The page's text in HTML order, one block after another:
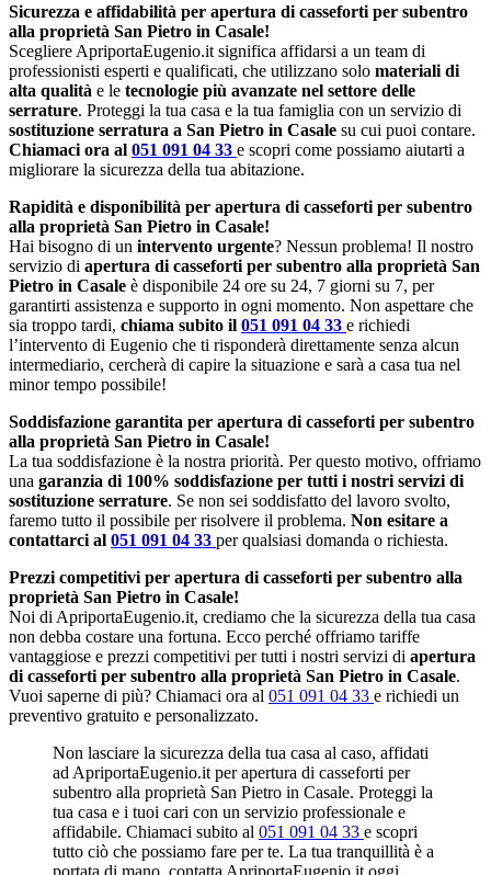
Sicurezza e affidabilità per apertura di casseforti per subentro
alla proprietà San Pietro in Casale!
Scegliere ApriportaEugenio.it significa affidarsi a un team di
professionisti esperti e qualificati, che utilizzano solo materiali di
alta qualità e le tecnologie più avanzate nel settore delle
serrature. Proteggi la tua casa e la tua famiglia con un servizio di
sostituzione serratura a San Pietro in Casale su cui puoi contare.
Chiamaci ora al 051 091 04 33 e scopri come possiamo aiutarti a
migliorare la sicurezza della tua abitazione.
Rapidità e disponibilità per apertura di casseforti per subentro
alla proprietà San Pietro in Casale!
Hai bisogno di un intervento urgente? Nessun problema! Il nostro
servizio di apertura di casseforti per subentro alla proprietà San
Pietro in Casale è disponibile 24 ore su 24, 7 giorni su 7, per
garantirti assistenza e supporto in ogni momento. Non aspettare che
sia troppo tardi, chiama subito il 051 091 04 33 e richiedi
l’intervento di Eugenio che ti risponderà direttamente senza alcun
intermediario, cercherà di capire la situazione e sarà a casa tua nel
minor tempo possibile!
Soddisfazione garantita per apertura di casseforti per subentro
alla proprietà San Pietro in Casale!
La tua soddisfazione è la nostra priorità. Per questo motivo, offriamo
una garanzia di 100% soddisfazione per tutti i nostri servizi di
sostituzione serrature. Se non sei soddisfatto del lavoro svolto,
faremo tutto il possibile per risolvere il problema. Non esitare a
contattarci al 051 091 04 33 per qualsiasi domanda o richiesta.
Prezzi competitivi per apertura di casseforti per subentro alla
proprietà San Pietro in Casale!
Noi di ApriportaEugenio.it, crediamo che la sicurezza della tua casa
non debba costare una fortuna. Ecco perché offriamo tariffe
vantaggiose e prezzi competitivi per tutti i nostri servizi di apertura
di casseforti per subentro alla proprietà San Pietro in Casale.
Vuoi saperne di più? Chiamaci ora al 051 091 04 33 e richiedi un
preventivo gratuito e personalizzato.
Non lasciare la sicurezza della tua casa al caso, affidati
ad ApriportaEugenio.it per apertura di casseforti per
subentro alla proprietà San Pietro in Casale. Proteggi la
tua casa e i tuoi cari con un servizio professionale e
affidabile. Chiamaci subito al 051 091 04 33 e scopri
tutto ciò che possiamo fare per te. La tua tranquillità è a
portata di mano, contatta ApriportaEugenio.it oggi